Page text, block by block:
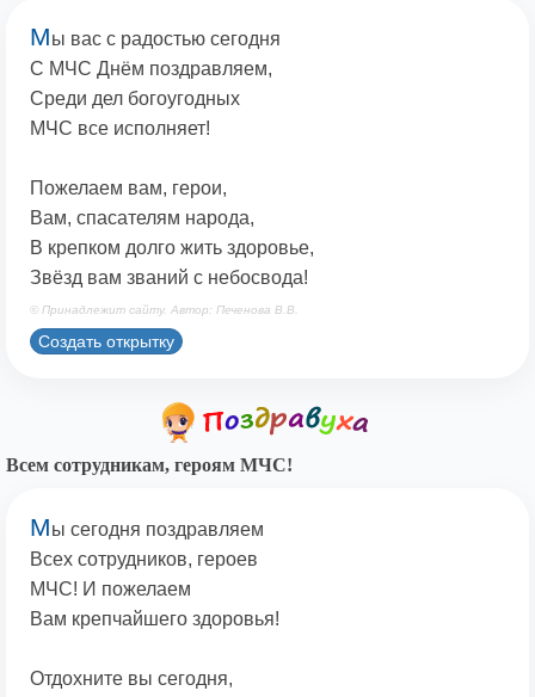
Мы вас с радостью сегодня
С МЧС Днём поздравляем,
Среди дел богоугодных
МЧС все исполняет!
Пожелаем вам, герои,
Вам, спасателям народа,
В крепком долго жить здоровье,
Звёзд вам званий с небосвода!
© Принадлежит сайту. Автор: Печенова В.В.
Создать открытку
Всем сотрудникам, героям МЧС!
Мы сегодня поздравляем
Всех сотрудников, героев
МЧС! И пожелаем
Вам крепчайшего здоровья!
Отдохните вы сегодня,